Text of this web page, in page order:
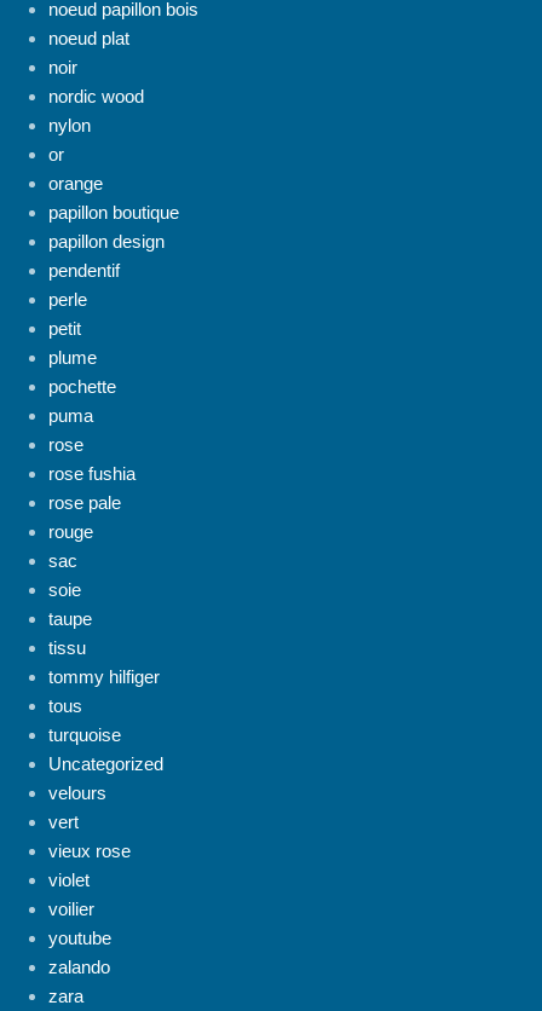
noeud papillon bois
noeud plat
noir
nordic wood
nylon
or
orange
papillon boutique
papillon design
pendentif
perle
petit
plume
pochette
puma
rose
rose fushia
rose pale
rouge
sac
soie
taupe
tissu
tommy hilfiger
tous
turquoise
Uncategorized
velours
vert
vieux rose
violet
voilier
youtube
zalando
zara